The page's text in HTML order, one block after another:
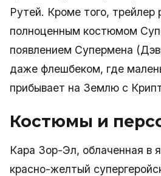
Рутей. Кроме того, трейлер
полноценным костюмом
появлением Супермена
даже флешбеком, где
прибывает на Землю с
Костюмы и
Кара Зор-Эл, облаченная в
красно-желтый